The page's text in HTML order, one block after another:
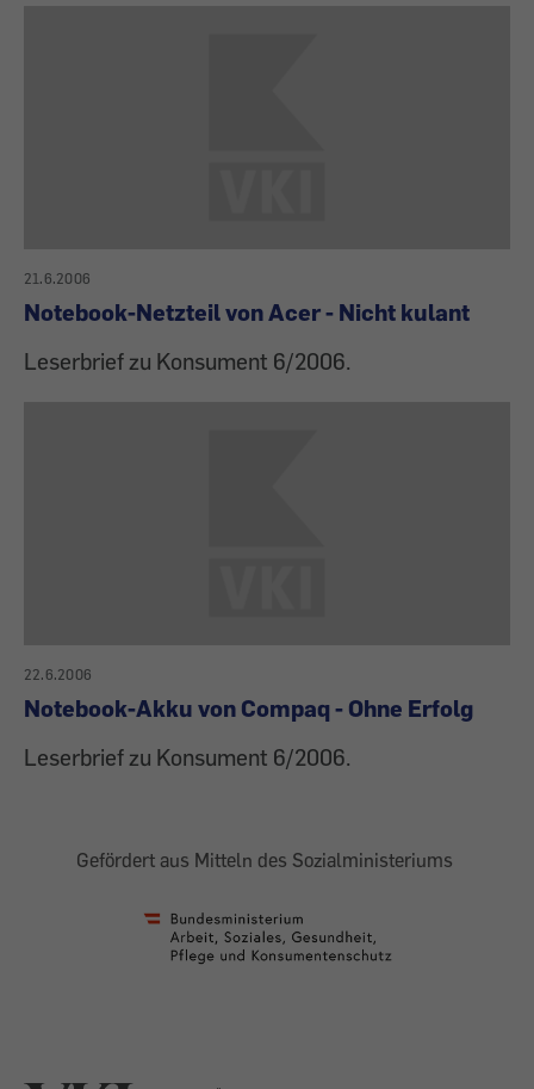
21.6.2006
Notebook-Netzteil von Acer - Nicht kulant
Leserbrief zu Konsument 6/2006.
22.6.2006
Notebook-Akku von Compaq - Ohne Erfolg
Leserbrief zu Konsument 6/2006.
Gefördert aus Mitteln des Sozialministeriums